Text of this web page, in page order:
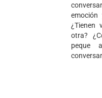
¿Tienen
otra?
peque